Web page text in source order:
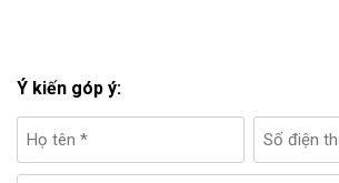
Ý kiến góp ý: